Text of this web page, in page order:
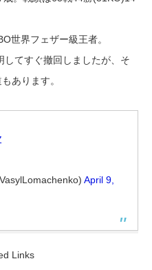
世界フェザー級王者。
てすぐ撤回しましたが、そ
あります。
April 9,
Links